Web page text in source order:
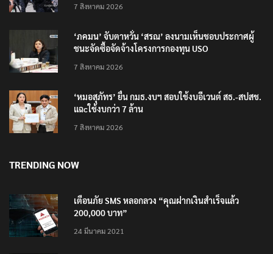
7 สิงหาคม 2026
‘ภคมน’ จับตาหวั่น ‘สรณ’ ลงนามเห็นชอบประกาศผู้
ชนะจัดซื้อจัดจ้างโครงการกองทุน USO
7 สิงหาคม 2026
‘หมอสุภัทร’ ยื่น กมธ.งบฯ สอบใช้งบอีเวนต์ สธ.-สปสช.
แฉcใช้งบกว่า 7 ล้าน
7 สิงหาคม 2026
TRENDING NOW
เตือนภัย SMS หลอกลวง “คุณฝากเงินสำเร็จแล้ว
200,000 บาท”
24 มีนาคม 2021